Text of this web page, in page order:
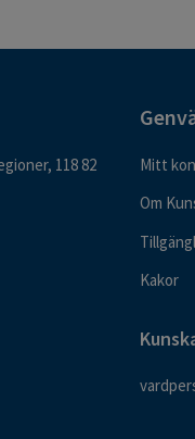
118 82
Mitt
Om
Kakor